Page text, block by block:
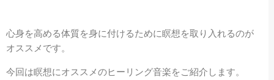
心身を高める体質を身に付けるために瞑想を取り入れるのが
オススメです。
今回は瞑想にオススメのヒーリング音楽をご紹介します。